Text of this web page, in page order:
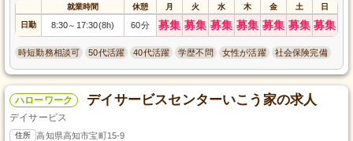
就業時間 休憩 月 火 水 木 金 土 日
日勤 8:30～ 17:30(8h) 60分 募集 募集 募集 募集 募集 募集 募集
時短勤務相談可 50代活躍 40代活躍 学歴不問 女性が活躍 社会保険完備
ハローワーク デイサービスセンターいこう家の求人
デイサービス
住所 高知県高知市宝町15-9